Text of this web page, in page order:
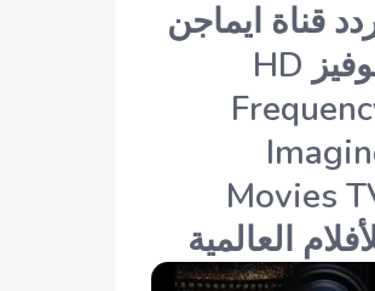
قناة ايماجن
موفيز HD
Movies
العالمية